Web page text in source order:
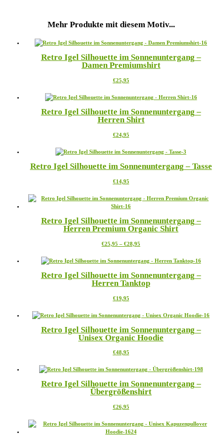
Mehr Produkte mit diesem Motiv...
Retro Igel Silhouette im Sonnenuntergang –
Damen Premiumshirt
€25,95Dieses
weist
Varianten
auf.
Optionen
auf
Produktseite
werden
Retro Igel Silhouette im Sonnenuntergang –
Herren Shirt
€24,95Dieses
weist
Varianten
Die
können
auf
Produktseite
gewählt
Retro Igel Silhouette im Sonnenuntergang – Tasse
€14,95Dieses
weist
mehrere
auf.
Die
können
der
gewählt
werden
Retro Igel Silhouette im Sonnenuntergang –
Herren Premium Organic Shirt
€25,95 – €28,95
bis
weist
Varianten
auf.
auf
Produktseite
gewählt
Retro Igel Silhouette im Sonnenuntergang –
Herren Tanktop
€19,95Dieses
weist
Varianten
auf.
Optionen
auf
Produktseite
gewählt
Retro Igel Silhouette im Sonnenuntergang –
Unisex Organic Hoodie
€48,95Dieses
weist
Varianten
auf.
Optionen
auf
der
Retro Igel Silhouette im Sonnenuntergang –
Übergrößenshirt
€26,95Dieses
weist
mehrere